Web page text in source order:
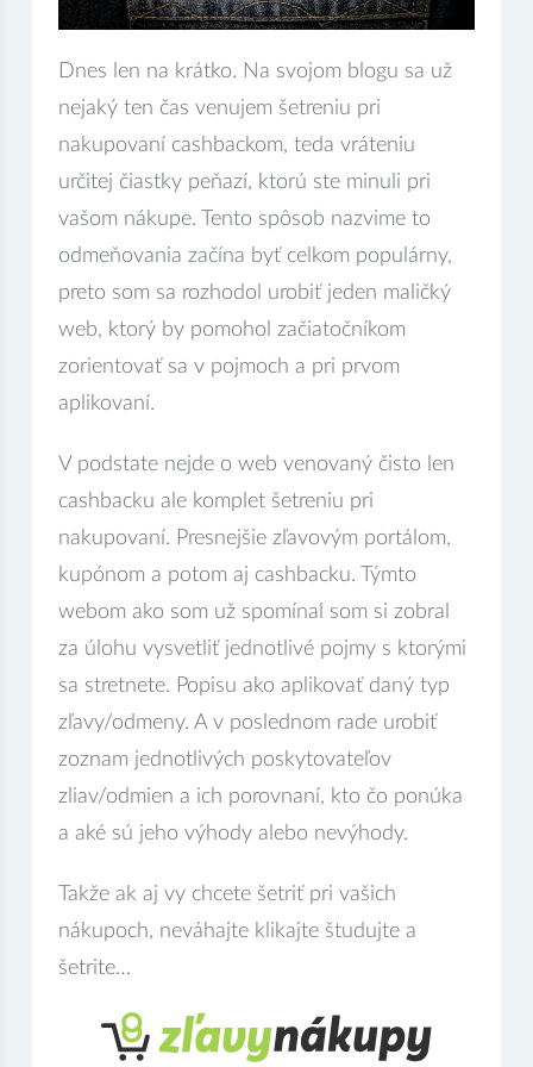
Dnes len na krátko. Na svojom blogu sa už
nejaký ten čas venujem šetreniu pri
nakupovaní cashbackom, teda vráteniu
určitej čiastky peňazí, ktorú ste minuli pri
vašom nákupe. Tento spôsob nazvime to
odmeňovania začína byť celkom populárny,
preto som sa rozhodol urobiť jeden maličký
web, ktorý by pomohol začiatočníkom
zorientovať sa v pojmoch a pri prvom
aplikovaní.
V podstate nejde o web venovaný čisto len
cashbacku ale komplet šetreniu pri
nakupovaní. Presnejšie zľavovým portálom,
kupónom a potom aj cashbacku. Týmto
webom ako som už spomínal som si zobral
za úlohu vysvetliť jednotlivé pojmy s ktorými
sa stretnete. Popisu ako aplikovať daný typ
zľavy/odmeny. A v poslednom rade urobiť
zoznam jednotlivých poskytovateľov
zliav/odmien a ich porovnaní, kto čo ponúka
a aké sú jeho výhody alebo nevýhody.
Takže ak aj vy chcete šetriť pri vašich
nákupoch, neváhajte klikajte študujte a
šetrite…